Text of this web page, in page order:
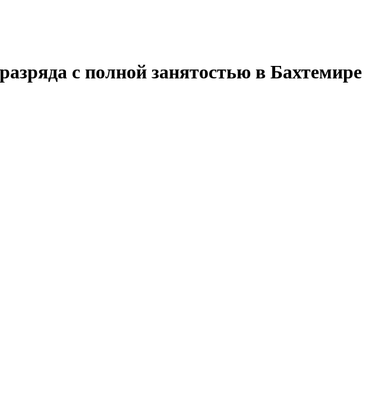
с полной занятостью в Бахтемире